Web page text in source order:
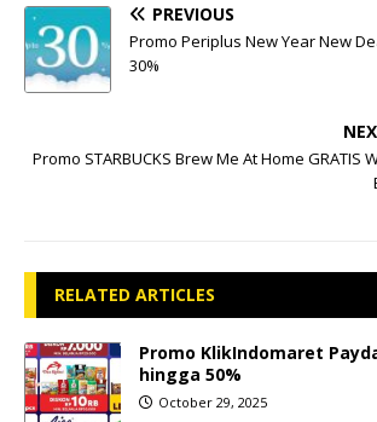
PREVIOUS
Promo Periplus New Year New
30%
Promo STARBUCKS Brew Me At Home GRATIS
RELATED ARTICLES
Promo KlikIndomaret
hingga 50%
October 29, 2025